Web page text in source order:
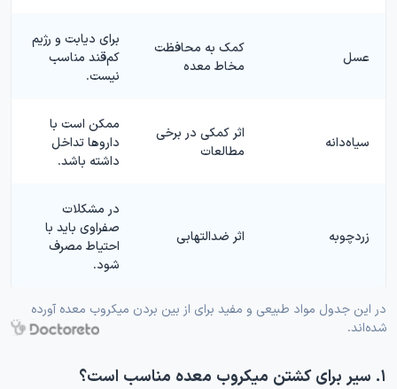
عسل
کمک به محافظت
مخاط معده
برای دیابت و رژیم
کم‌قند مناسب
نیست.
سیاه‌دانه
اثر کمکی در برخی
مطالعات
ممکن است با
داروها تداخل
داشته باشد.
زردچوبه اثر ضدالتهابی
در مشکلات
صفراوی باید با
احتیاط مصرف
شود.
در این جدول مواد طبیعی و مفید برای از بین بردن میکروب معده آورده
شده‌اند.
۱. سیر برای کشتن میکروب معده مناسب است؟